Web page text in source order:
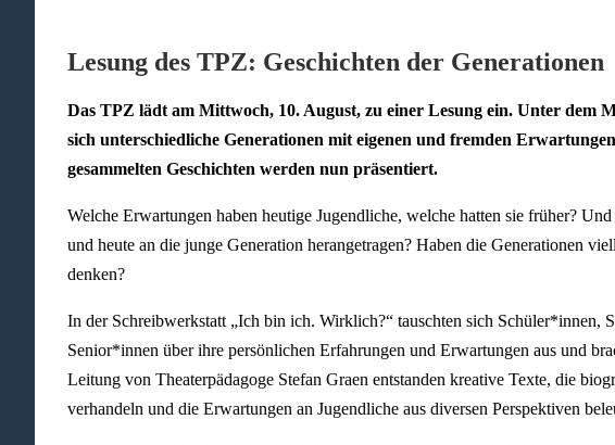
Lesung des TPZ: Geschichten der Generationen
Das TPZ lädt am Mittwoch, 10. August, zu einer Lesung ein. Unter dem
sich unterschiedliche Generationen mit eigenen und fremden
gesammelten Geschichten werden nun präsentiert.
Welche Erwartungen haben heutige Jugendliche, welche hatten sie früher?
und heute an die junge Generation herangetragen? Haben die Generationen
denken?
In der Schreibwerkstatt „Ich bin ich. Wirklich?“ tauschten sich Schüler*innen,
Senior*innen über ihre persönlichen Erfahrungen und Erwartungen aus und
Leitung von Theaterpädagoge Stefan Graen entstanden kreative Texte, die
verhandeln und die Erwartungen an Jugendliche aus diversen Perspektiven